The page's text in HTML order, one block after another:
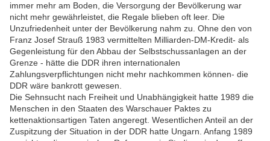
immer mehr am Boden, die Versorgung der Bevölkerung war
nicht mehr gewährleistet, die Regale blieben oft leer. Die
Unzufriedenheit unter der Bevölkerung nahm zu. Ohne den von
Franz Josef Strauß 1983 vermittelten Milliarden-DM-Kredit- als
Gegenleistung für den Abbau der Selbstschussanlagen an der
Grenze - hätte die DDR ihren internationalen
Zahlungsverpflichtungen nicht mehr nachkommen können- die
DDR wäre bankrott gewesen.
Die Sehnsucht nach Freiheit und Unabhängigkeit hatte 1989 die
Menschen in den Staaten des Warschauer Paktes zu
kettenaktionsartigen Taten angeregt. Wesentlichen Anteil an der
Zuspitzung der Situation in der DDR hatte Ungarn. Anfang 1989